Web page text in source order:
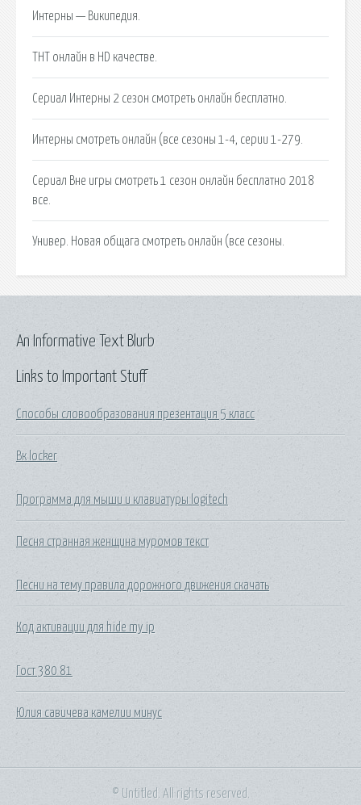
Интерны — Википедия.
ТНТ онлайн в HD качестве.
Сериал Интерны 2 сезон смотреть онлайн бесплатно.
Интерны смотреть онлайн (все сезоны 1-4, серии 1-279.
Сериал Вне игры смотреть 1 сезон онлайн бесплатно 2018
все.
Универ. Новая общага смотреть онлайн (все сезоны.
Links to Important Stuff
Способы словообразования презентация 5 класс
Вк locker
Программа для мыши и клавиатуры logitech
Песня странная женщина муромов текст
Песни на тему правила дорожного движения скачать
Код активации для hide my ip
Гост 380 81
Юлия савичева камелии минус
An Informative Text Blurb
© Untitled. All rights reserved.